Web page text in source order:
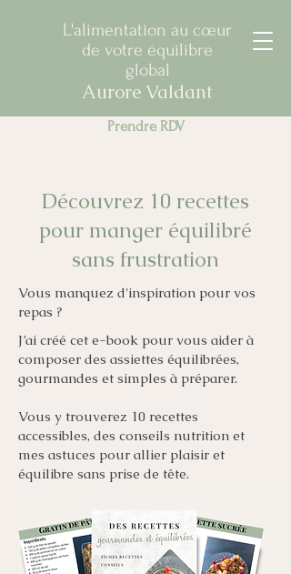
L'alimentation au cœur
de votre équilibre
global
Aurore Valdant
Prendre RDV
Découvrez 10 recettes
pour manger équilibré
sans frustration
Vous manquez d'inspiration pour vos
repas ?
J’ai créé cet e-book pour vous aider à
composer des assiettes équilibrées,
gourmandes et simples à préparer.
Vous y trouverez 10 recettes
accessibles, des conseils nutrition et
mes astuces pour allier plaisir et
équilibre sans prise de tête.